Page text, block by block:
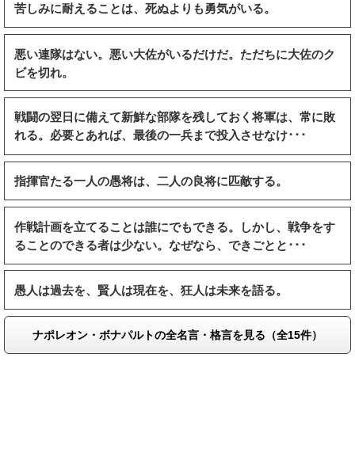
苦しみに耐えることは、死ぬよりも勇気がいる。
悪い連隊はない。悪い大佐がいるだけだ。ただちに大佐のク
ビを切れ。
戦闘の翌日に備えて新鮮な部隊を残しておく将軍は、常に敗
れる。必要とあれば、最後の一兵まで投入させなけ･･･
指揮官たる一人の愚将は、二人の良将に匹敵する。
作戦計画を立てることは誰にでもできる。しかし、戦争をす
ることのできる者は少ない。なぜなら、できごとと･･･
愚人は過去を、賢人は現在を、狂人は未来を語る。
ナポレオン・ボナパルトの全名言・格言を見る（全15件）